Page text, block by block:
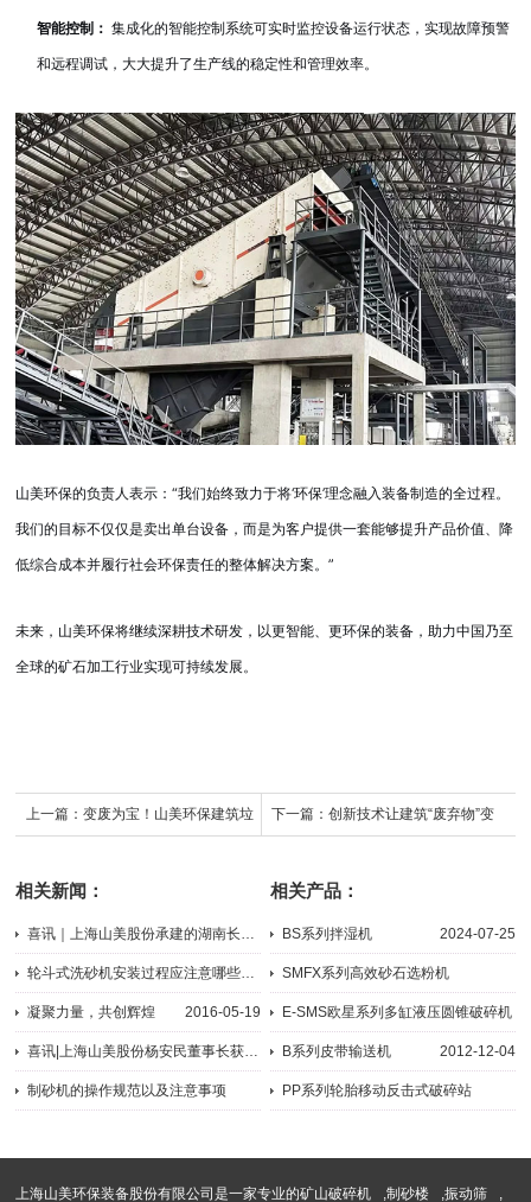
智能控制： 集成化的智能控制系统可实时监控设备运行状态，实现故障预警
和远程调试，大大提升了生产线的稳定性和管理效率。
山美环保的负责人表示：“我们始终致力于将‘环保’理念融入装备制造的全过程。
我们的目标不仅仅是卖出单台设备，而是为客户提供一套能够提升产品价值、降
低综合成本并履行社会环保责任的整体解决方案。”
未来，山美环保将继续深耕技术研发，以更智能、更环保的装备，助力中国乃至
全球的矿石加工行业实现可持续发展。
上一篇： 变废为宝！山美环保建筑垃
“第二资源”
下一篇：创新技术让建筑“废弃物”变
形成
相关新闻：
喜讯｜上海山美股份承建的湖南长沙建筑固废资源化项目顺利运营，...
2021-01-29
轮斗式洗砂机安装过程应注意哪些问题？
2023-04-07
凝聚力量，共创辉煌 2016-05-19
喜讯|上海山美股份杨安民董事长获评为“2021中国混凝土行业管理创...
2021-11-01
制砂机的操作规范以及注意事项
相关产品：
BS系列拌湿机 2024-07-25
SMFX系列高效砂石选粉机
2020-07-28
E-SMS欧星系列多缸液压圆锥破碎机
2026-07-22
B系列皮带输送机 2012-12-04
PP系列轮胎移动反击式破碎站
上海山美环保装备股份有限公司是一家专业的矿山破碎机 ,制砂楼 ,振动筛 ,